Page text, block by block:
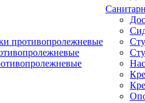
противопролежневые